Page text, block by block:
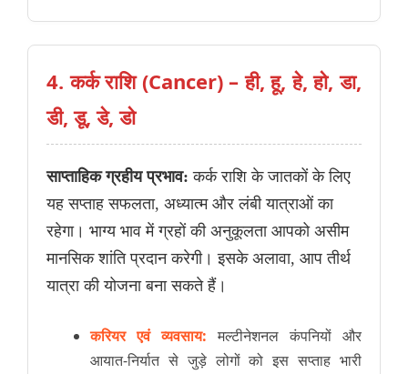
4. कर्क राशि (Cancer) – ही, हू, हे, हो, डा,
डी, डू, डे, डो
साप्ताहिक ग्रहीय प्रभाव: कर्क राशि के जातकों के लिए
यह सप्ताह सफलता, अध्यात्म और लंबी यात्राओं का
रहेगा। भाग्य भाव में ग्रहों की अनुकूलता आपको असीम
मानसिक शांति प्रदान करेगी। इसके अलावा, आप तीर्थ
यात्रा की योजना बना सकते हैं।
करियर एवं व्यवसाय: मल्टीनेशनल कंपनियों और
आयात-निर्यात से जुड़े लोगों को इस सप्ताह भारी